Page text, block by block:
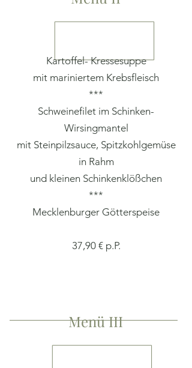
Kartoffel- Kressesuppe
mit mariniertem Krebsfleisch
***
Schweinefilet im Schinken-
Wirsingmantel
mit Steinpilzsauce, Spitzkohlgemüse
in Rahm
und kleinen Schinkenklößchen
***
Mecklenburger Götterspeise
37,90 € p.P.
Menü III